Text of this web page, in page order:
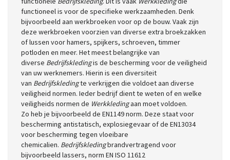
functioneel is voor de specifieke werkzaamheden. Denk
bijvoorbeeld aan werkbroeken voor op de bouw. Vaak zijn
deze werkbroeken voorzien van diverse extra broekzakken
of lussen voor hamers, spijkers, schroeven, timmer
potloden en meer. Het meest belangrijke van
diverse Bedrijfskledingis de bescherming voor de veiligheid
van uw werknemers. Hierin is een diversiteit
van Bedrijfskledingte verkrijgen die voldoet aan diverse
veiligheid normen. Ieder bedrijf dient te weten of en welke
veiligheids normen de Werkkledingaan moet voldoen.
Zo heb je bijvoorbeeld de EN1149 norm. Deze staat voor
bescherming antistatisch, explosiegevaar of de EN13034
voor bescherming tegen vloeibare
chemicalien. Bedrijfskledingbrandvertragend voor
bijvoorbeeld lassers, norm EN ISO 11612